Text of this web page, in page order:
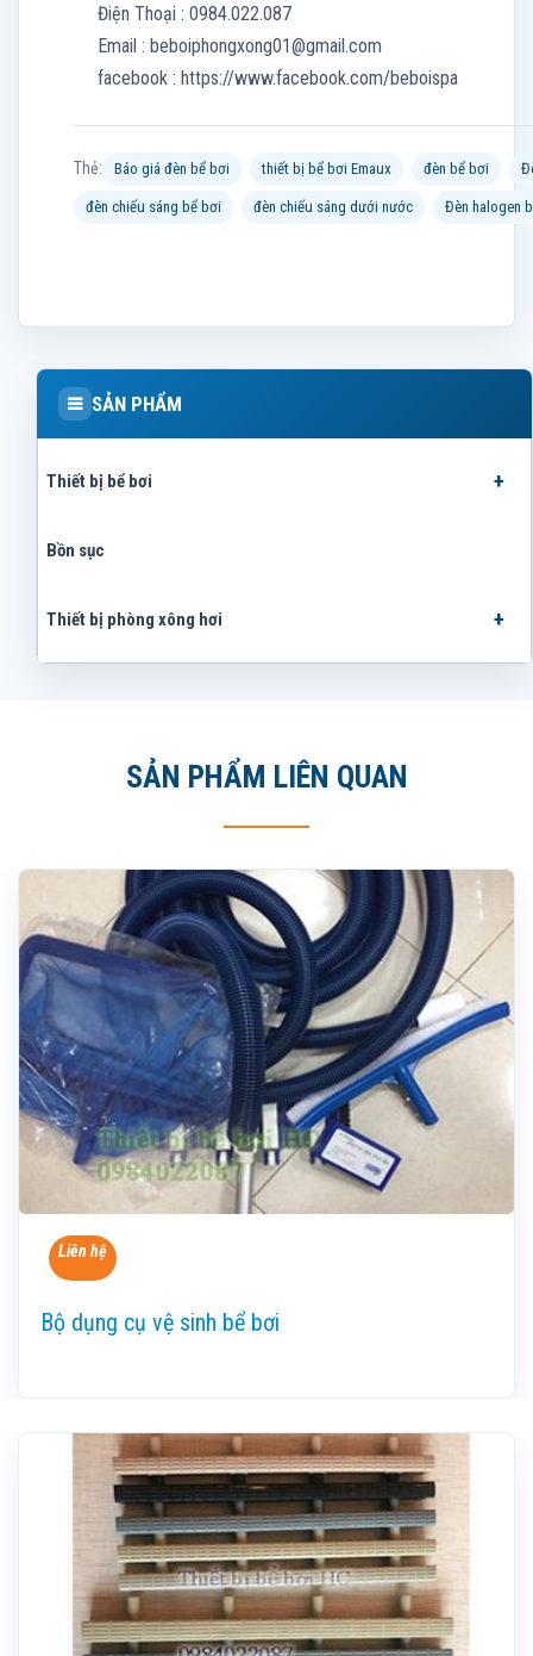
Điện Thoại : 0984.022.087
Email : beboiphongxong01@gmail.com
facebook : https://www.facebook.com/beboispa
Thẻ: Báo giá đèn bể bơi thiết bị bể bơi Emaux đèn bể bơi
đèn chiếu sáng bể bơi đèn chiếu sáng dưới nước Đèn halogen
SẢN PHẨM
Thiết bị bể bơi
Bồn sục
Thiết bị phòng xông hơi
SẢN PHẨM LIÊN QUAN
Liên hệ
Bộ dụng cụ vệ sinh bể bơi